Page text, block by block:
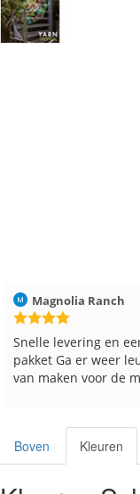
Hilde uit Loyers
Reeds meerdere
en breinaalden
tevreden over de
Boven Kleuren